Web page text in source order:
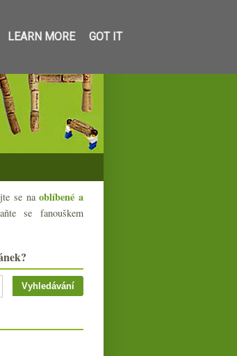
se naoblíbené a
se fanouškem
LEARN MORE GOT IT